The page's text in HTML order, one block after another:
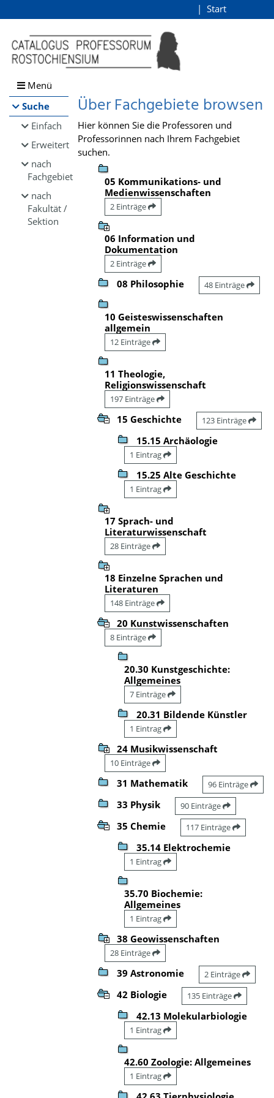
Browsen
direkt zum Inhalt
Start
Menü
Suche
Einfach
Erweitert
nach
Fachgebiet
nach
Fakultät /
Sektion
Über Fachgebiete browsen
Hier können Sie die Professoren und
Professorinnen nach Ihrem Fachgebiet
suchen.
05 Kommunikations- und
Medienwissenschaften
2 Einträge
06 Information und
Dokumentation
2 Einträge
08 Philosophie 48 Einträge
10 Geisteswissenschaften
allgemein
12 Einträge
11 Theologie,
Religionswissenschaft
197 Einträge
15 Geschichte 123 Einträge
15.15 Archäologie
1 Eintrag
15.25 Alte Geschichte
1 Eintrag
17 Sprach- und
Literaturwissenschaft
28 Einträge
18 Einzelne Sprachen und
Literaturen
148 Einträge
20 Kunstwissenschaften
8 Einträge
20.30 Kunstgeschichte:
Allgemeines
7 Einträge
20.31 Bildende Künstler
1 Eintrag
24 Musikwissenschaft
10 Einträge
31 Mathematik 96 Einträge
33 Physik 90 Einträge
35 Chemie 117 Einträge
35.14 Elektrochemie
1 Eintrag
35.70 Biochemie:
Allgemeines
1 Eintrag
38 Geowissenschaften
28 Einträge
39 Astronomie 2 Einträge
42 Biologie 135 Einträge
42.13 Molekularbiologie
1 Eintrag
42.60 Zoologie: Allgemeines
1 Eintrag